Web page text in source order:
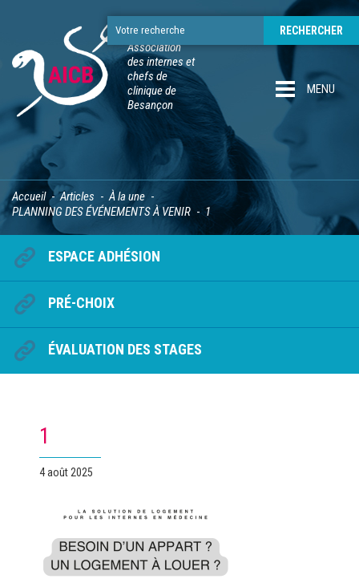
Association
des internes et
chefs de
clinique de
Besançon
MENU
Accueil Articles
À la une
PLANNING DES ÉVÉNEMENTS À VENIR
1
ESPACE ADHÉSION
PRÉ-CHOIX
ÉVALUATION DES STAGES
1
Publié
4 août 2025